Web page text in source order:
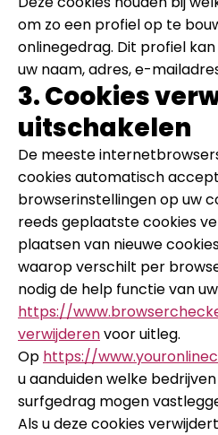
om zo een profiel op te
onlinegedrag. Dit profiel
uw naam, adres, e-
3. Cookies
uitschakelen
De meeste
cookies automatisch
browserinstellingen op uw
reeds geplaatste cookies
plaatsen van nieuwe
waarop verschilt per
nodig de help functie van
https://
verwijderenvoor uitleg.
Op https://
u aanduiden welke
surfgedrag mogen
Als u deze cookies